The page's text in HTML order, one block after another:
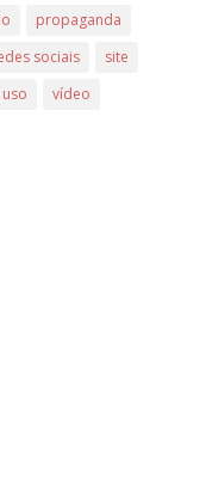
propaganda
sociais
site
uso
vídeo